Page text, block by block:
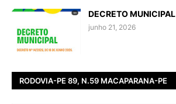
DECRETO MUNICIPAL
junho 21, 2026
RODOVIA-PE 89, N.59 MACAPARANA-PE